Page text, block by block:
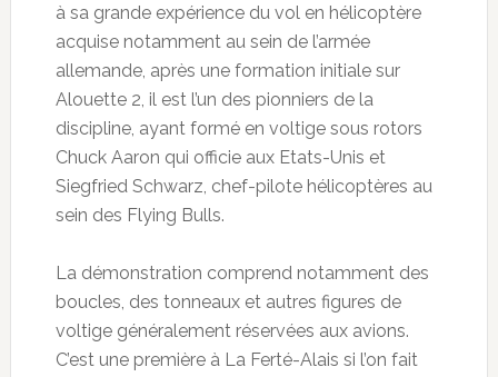
à sa grande expérience du vol en hélicoptère
acquise notamment au sein de l’armée
allemande, après une formation initiale sur
Alouette 2, il est l’un des pionniers de la
discipline, ayant formé en voltige sous rotors
Chuck Aaron qui officie aux Etats-Unis et
Siegfried Schwarz, chef-pilote hélicoptères au
sein des Flying Bulls.
La démonstration comprend notamment des
boucles, des tonneaux et autres figures de
voltige généralement réservées aux avions.
C’est une première à La Ferté-Alais si l’on fait